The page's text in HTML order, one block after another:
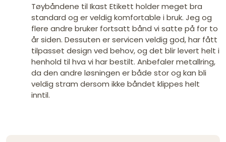
Tøybåndene til Ikast Etikett holder meget bra
standard og er veldig komfortable i bruk. Jeg og
flere andre bruker fortsatt bånd vi satte på for to
år siden. Dessuten er servicen veldig god, har fått
tilpasset design ved behov, og det blir levert helt i
henhold til hva vi har bestilt. Anbefaler metallring,
da den andre løsningen er både stor og kan bli
veldig stram dersom ikke båndet klippes helt
inntil.